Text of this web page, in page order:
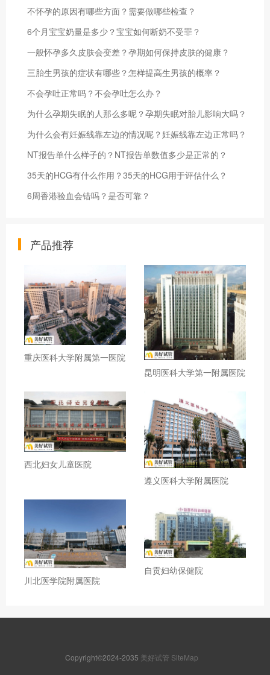
不怀孕的原因有哪些方面？需要做哪些检查？
6个月宝宝奶量是多少？宝宝如何断奶不受罪？
一般怀孕多久皮肤会变差？孕期如何保持皮肤的健康？
三胎生男孩的症状有哪些？怎样提高生男孩的概率？
不会孕吐正常吗？不会孕吐怎么办？
为什么孕期失眠的人那么多呢？孕期失眠对胎儿影响大吗？
为什么会有妊娠线靠左边的情况呢？妊娠线靠左边正常吗？
NT报告单什么样子的？NT报告单数值多少是正常的？
35天的HCG有什么作用？35天的HCG用于评估什么？
6周香港验血会错吗？是否可靠？
产品推荐
重庆医科大学附属第一医院
昆明医科大学第一附属医院
西北妇女儿童医院
遵义医科大学附属医院
川北医学院附属医院
自贡妇幼保健院
Copyright©2024-2035 美好试管 SiteMap